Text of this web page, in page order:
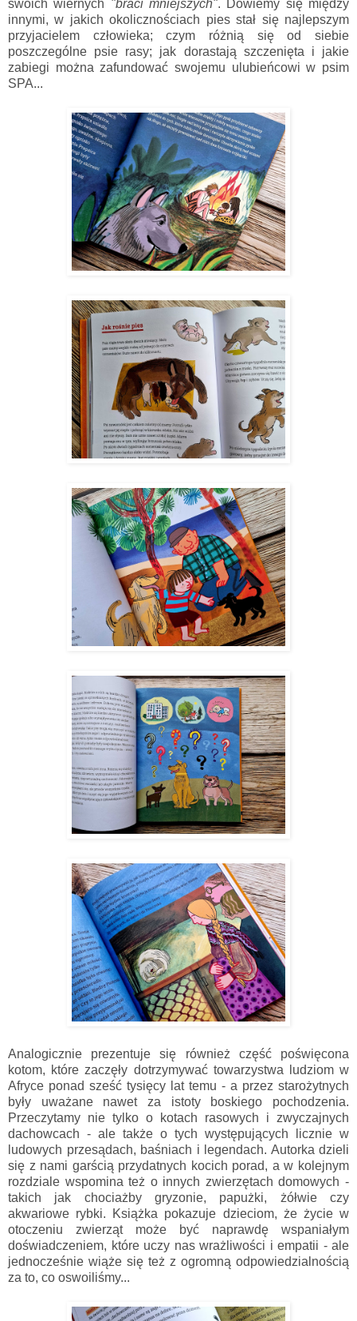
swoich wiernych "braci mniejszych". Dowiemy się między
innymi, w jakich okolicznościach pies stał się najlepszym
przyjacielem człowieka; czym różnią się od siebie
poszczególne psie rasy; jak dorastają szczenięta i jakie
zabiegi można zafundować swojemu ulubieńcowi w psim
SPA...
Analogicznie prezentuje się również część poświęcona
kotom, które zaczęły dotrzymywać towarzystwa ludziom w
Afryce ponad sześć tysięcy lat temu - a przez starożytnych
były uważane nawet za istoty boskiego pochodzenia.
Przeczytamy nie tylko o kotach rasowych i zwyczajnych
dachowcach - ale także o tych występujących licznie w
ludowych przesądach, baśniach i legendach. Autorka dzieli
się z nami garścią przydatnych kocich porad, a w kolejnym
rozdziale wspomina też o innych zwierzętach domowych -
takich jak chociażby gryzonie, papużki, żółwie czy
akwariowe rybki. Książka pokazuje dzieciom, że życie w
otoczeniu zwierząt może być naprawdę wspaniałym
doświadczeniem, które uczy nas wrażliwości i empatii - ale
jednocześnie wiąże się też z ogromną odpowiedzialnością
za to, co oswoiliśmy...